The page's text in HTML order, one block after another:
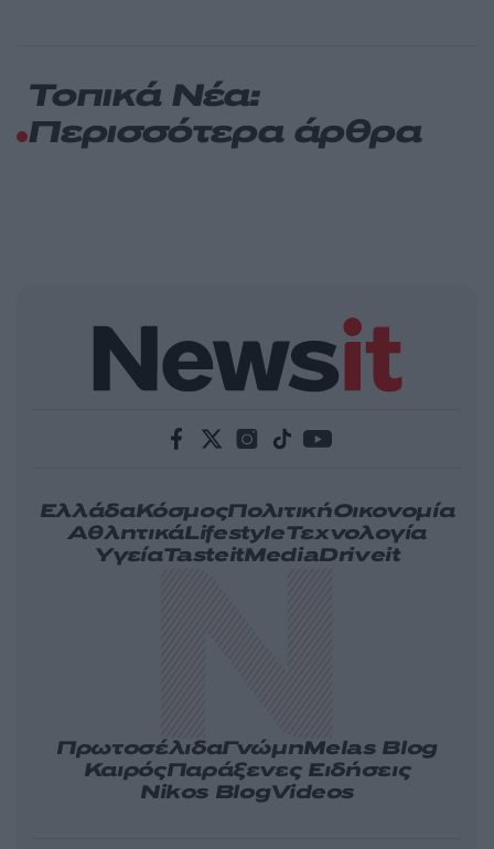
Τοπικά Νέα:
Περισσότερα άρθρα
ΕλλάδαΚόσμοςΠολιτικήΟικονομία
ΑθλητικάLifestyleΤεχνολογία
ΥγείαTasteitMediaDriveit
ΠρωτοσέλιδαΓνώμηMelas Blog
ΚαιρόςΠαράξενες Ειδήσεις
Nikos BlogVideos